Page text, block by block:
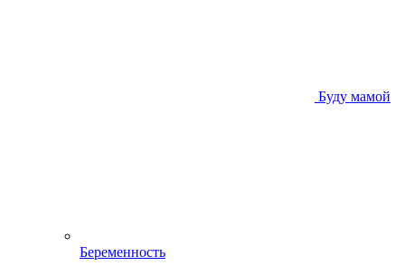
Буду мамой
Беременность